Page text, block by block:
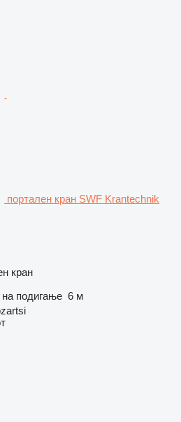
портален кран SWF Krantechnik
кран
подигање 6 м